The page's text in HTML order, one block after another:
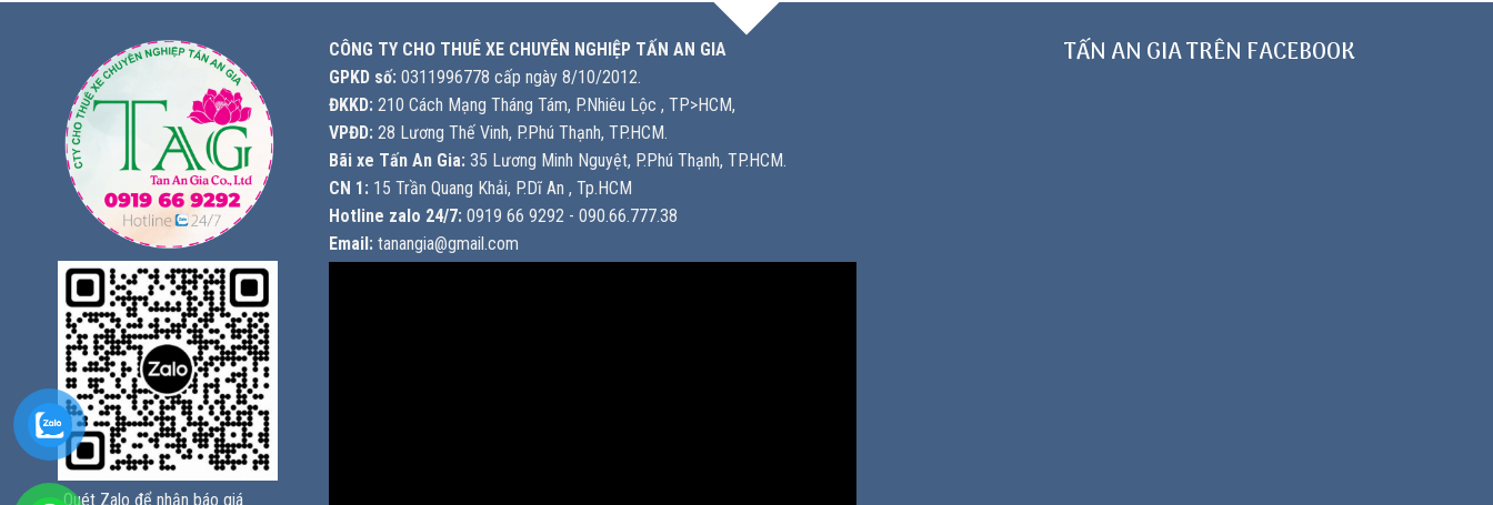
Quét Zalo để nhận báo giá
CÔNG TY CHO THUÊ XE CHUYÊN NGHIỆP TẤN AN GIA
GPKD số: 0311996778 cấp ngày 8/10/2012.
ĐKKD: 210 Cách Mạng Tháng Tám, P.Nhiêu Lộc , TP>HCM,
VPĐD: 28 Lương Thế Vinh, P.Phú Thạnh, TP.HCM.
Bãi xe Tấn An Gia: 35 Lương Minh Nguyệt, P.Phú Thạnh, TP.HCM.
CN 1: 15 Trần Quang Khải, P.Dĩ An , Tp.HCM
Hotline zalo 24/7: 0919 66 9292 - 090.66.777.38
Email: tanangia@gmail.com
TẤN AN GIA TRÊN FACEBOOK